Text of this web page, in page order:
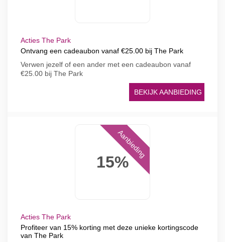
Acties The Park
Ontvang een cadeaubon vanaf €25.00 bij The Park
Verwen jezelf of een ander met een cadeaubon vanaf
€25.00 bij The Park
BEKIJK AANBIEDING
15%
Aanbieding
Acties The Park
Profiteer van 15% korting met deze unieke kortingscode
van The Park